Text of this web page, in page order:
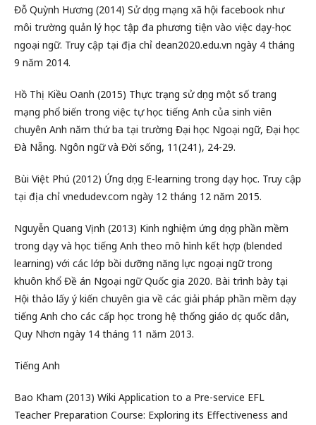
Đỗ Quỳnh Hương (2014) Sử dụng mạng xã hội facebook như
môi trường quản lý học tập đa phương tiện vào việc dạy-học
ngoại ngữ. Truy cập tại địa chỉ dean2020.edu.vn ngày 4 tháng
9 năm 2014.
Hồ Thị Kiều Oanh (2015) Thực trạng sử dụng một số trang
mạng phổ biến trong việc tự học tiếng Anh của sinh viên
chuyên Anh năm thứ ba tại trường Đại học Ngoại ngữ, Đại học
Đà Nẵng. Ngôn ngữ và Đời sống, 11(241), 24-29.
Bùi Việt Phú (2012) Ứng dụng E-learning trong dạy học. Truy cập
tại địa chỉ vnedudev.com ngày 12 tháng 12 năm 2015.
Nguyễn Quang Vịnh (2013) Kinh nghiệm ứng dụng phần mềm
trong dạy và học tiếng Anh theo mô hình kết hợp (blended
learning) với các lớp bồi dưỡng năng lực ngoại ngữ trong
khuôn khổ Đề án Ngoại ngữ Quốc gia 2020. Bài trình bày tại
Hội thảo lấy ý kiến chuyên gia về các giải pháp phần mềm dạy
tiếng Anh cho các cấp học trong hệ thống giáo dục quốc dân,
Quy Nhơn ngày 14 tháng 11 năm 2013.
Tiếng Anh
Bao Kham (2013) Wiki Application to a Pre-service EFL
Teacher Preparation Course: Exploring its Effectiveness and